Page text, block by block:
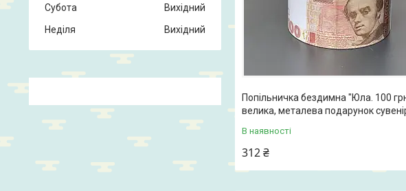
Попільничка бездимна "Юла. 100
велика, металева подарунок
В наявності
312 ₴
Субота
Вихідний
Неділя
Вихідний